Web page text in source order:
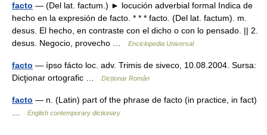
facto — (Del lat. factum.) ► locución adverbial formal Indica de
hecho en la expresión de facto. * * * facto. (Del lat. factum). m.
desus. El hecho, en contraste con el dicho o con lo pensado. || 2.
desus. Negocio, provecho …
Enciclopedia Universal
facto — ípso fácto loc. adv. Trimis de siveco, 10.08.2004. Sursa:
Dicţionar ortografic …
Dicționar Român
facto — n. (Latin) part of the phrase de facto (in practice, in fact)
English contemporary dictionary